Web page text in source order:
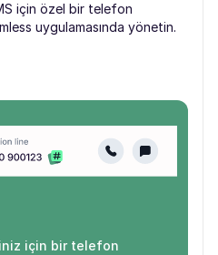
için özel bir telefon
uygulamasında yönetin.
için bir telefon